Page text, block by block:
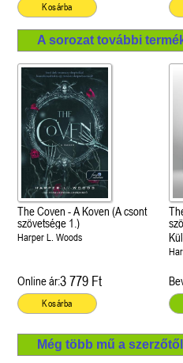
Kosárba
A sorozat további
The Coven - A Koven (A csont
szövetsége 1.)
Harper L. Woods
Online ár:3 779 Ft
Kosárba
Még több mű a szerzőtől